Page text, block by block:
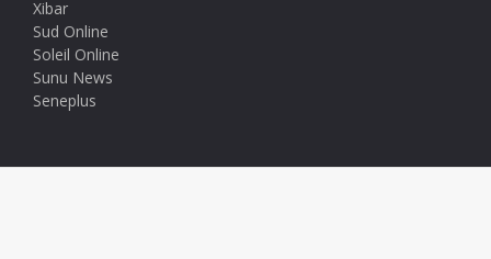
Xibar
Sud Online
Soleil Online
Sunu News
Seneplus